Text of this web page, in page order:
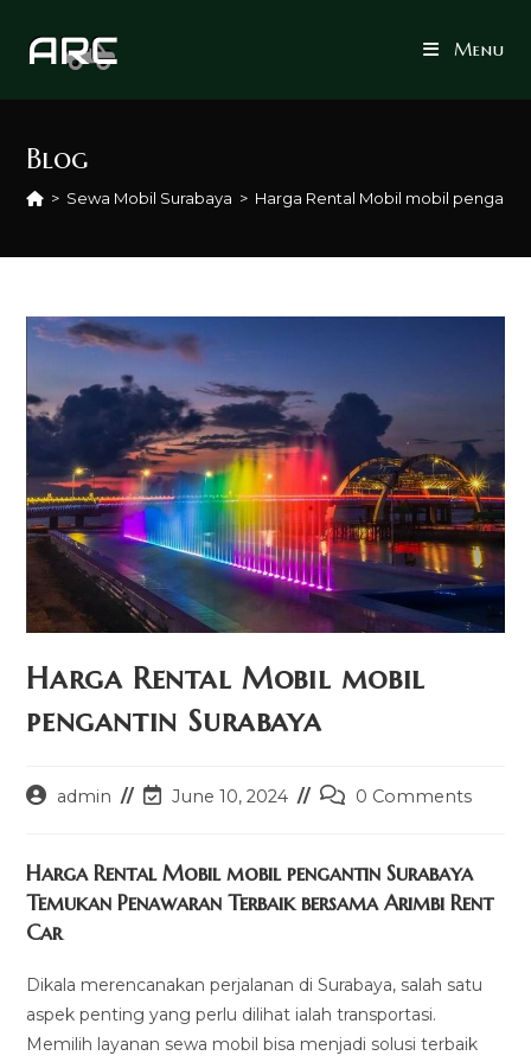
Menu
Blog
> Sewa Mobil Surabaya > Harga Rental Mobil mobil
Harga Rental Mobil mobil
pengantin Surabaya
Postadmin
PostJune 10, 2024
Post0 Comments
Harga Rental Mobil mobil pengantin Surabaya
Temukan Penawaran Terbaik bersama Arimbi Rent
Car
Dikala merencanakan perjalanan di Surabaya, salah satu
aspek penting yang perlu dilihat ialah transportasi.
Memilih layanan sewa mobil bisa menjadi solusi terbaik